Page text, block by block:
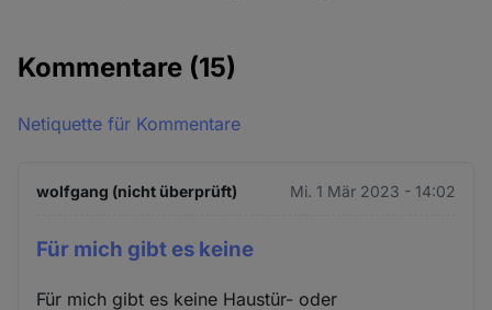
Kommentare (15)
Netiquette für Kommentare
wolfgang (nicht überprüft) Mi. 1 Mär 2023 - 14:02
Für mich gibt es keine
Für mich gibt es keine Haustür- oder